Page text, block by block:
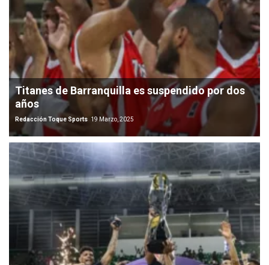
Titanes de Barranquilla es suspendido por dos
años
Redacción Toque Sports 19 Marzo, 2025